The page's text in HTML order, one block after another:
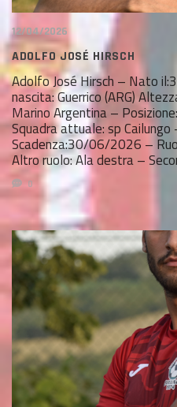
12/04/2026
ADOLFO JOSÉ HIRSCH
Adolfo José Hirsch – Nato
nascita: Guerrico (ARG)
Marino Argentina –
Squadra attuale: sp
Scadenza:30/06/2026 –
Altro ruolo: Ala destra –
0